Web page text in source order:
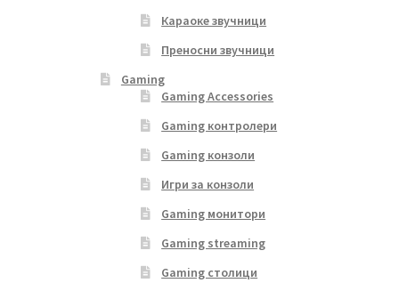
Караоке звучници
Преносни звучници
Gaming
Gaming Accessories
Gaming контролери
Gaming конзоли
Игри за конзоли
Gaming монитори
Gaming streaming
Gaming столици